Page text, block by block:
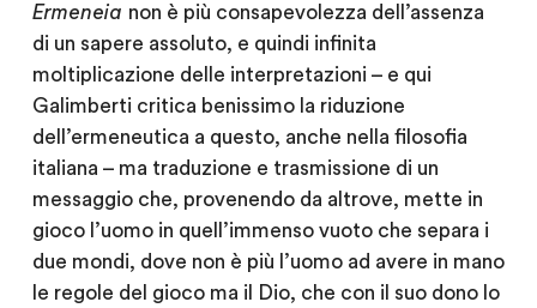
Ermeneia non è più consapevolezza dell’assenza
di un sapere assoluto, e quindi infinita
moltiplicazione delle interpretazioni – e qui
Galimberti critica benissimo la riduzione
dell’ermeneutica a questo, anche nella filosofia
italiana – ma traduzione e trasmissione di un
messaggio che, provenendo da altrove, mette in
gioco l’uomo in quell’immenso vuoto che separa i
due mondi, dove non è più l’uomo ad avere in mano
le regole del gioco ma il Dio, che con il suo dono lo